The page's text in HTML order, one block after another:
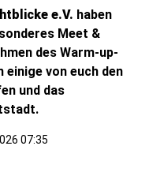
e.V. haben
Meet &
des Warm-up-
einige von euch den
und das
07:35